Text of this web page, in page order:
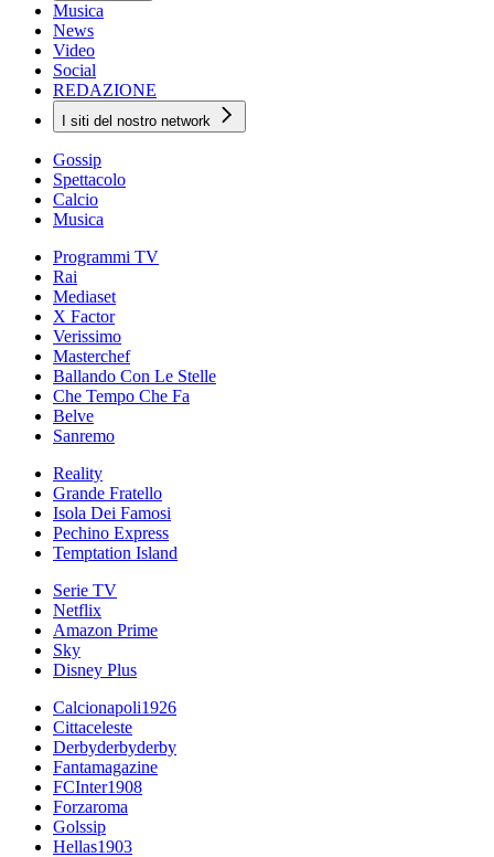
Musica
News
Video
Social
REDAZIONE
I siti del nostro network
Gossip
Spettacolo
Calcio
Musica
Programmi TV
Rai
Mediaset
X Factor
Verissimo
Masterchef
Ballando Con Le Stelle
Che Tempo Che Fa
Belve
Sanremo
Reality
Grande Fratello
Isola Dei Famosi
Pechino Express
Temptation Island
Serie TV
Netflix
Amazon Prime
Sky
Disney Plus
Calcionapoli1926
Cittaceleste
Derbyderbyderby
Fantamagazine
FCInter1908
Forzaroma
Golssip
Hellas1903